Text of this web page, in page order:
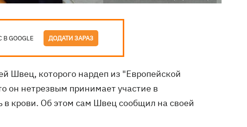
GOOGLE ДОДАТИ ЗАРАЗ
Швец, которого нардеп из "Европейской
он нетрезвым принимает участие в
в крови. Об этом сам Швец сообщил на своей